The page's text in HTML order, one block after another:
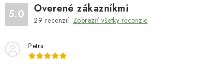
5.0 Overené zákazníkmi
29 recenzií. Zobraziť všetky recenzie
Petra